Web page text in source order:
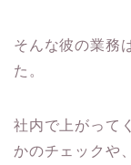
そんな彼の業務
た。
社内で上がって
かのチェックや